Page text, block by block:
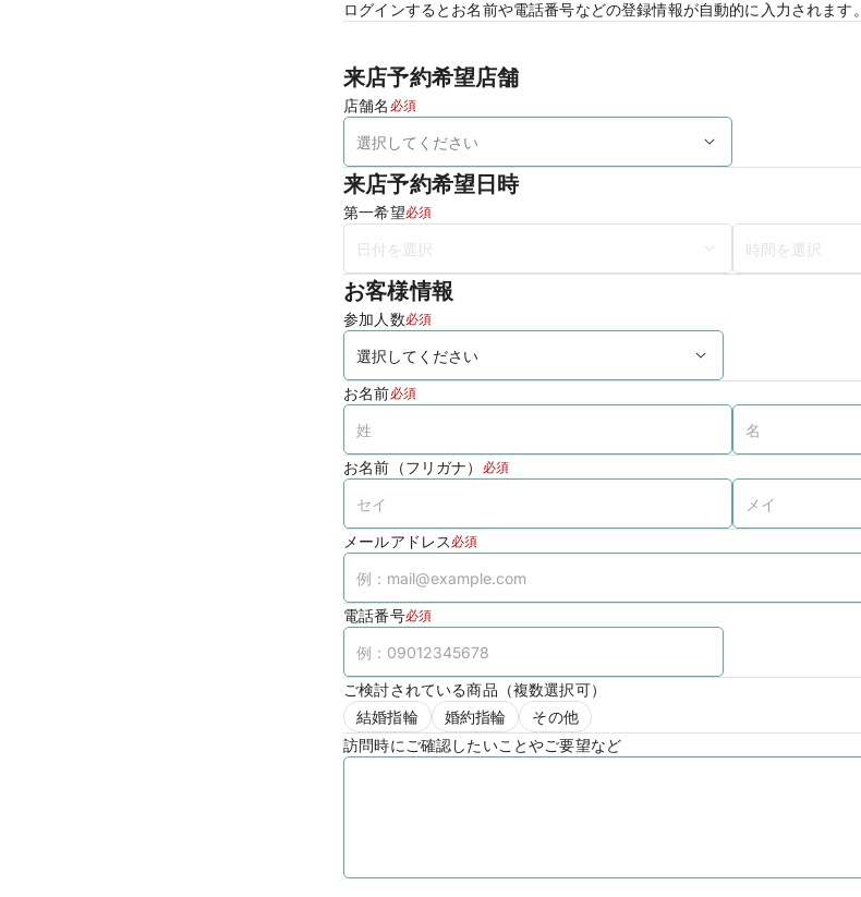
ログインするとお名前や電話番号などの登録情報が自動的に入力されます。
来店予約希望店舗
店舗名 必須
来店予約希望日時
第一希望必須
お客様情報
参加人数必須
お名前必須
お名前（フリガナ） 必須
メールアドレス 必須
電話番号必須
ご検討されている商品（複数選択可）
結婚指輪
婚約指輪
その他
訪問時にご確認したいことやご要望など